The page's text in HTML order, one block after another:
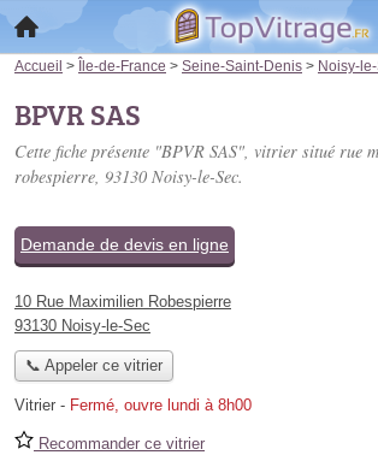
Accueil > Île-de-France > Seine-Saint-Denis > Noisy-
BPVR SAS
Cette fiche présente "BPVR SAS", vitrier situé rue
robespierre, 93130 Noisy-le-Sec.
Demande de devis en ligne
10 Rue Maximilien Robespierre
93130 Noisy-le-Sec
📞 Appeler ce vitrier
Vitrier - Fermé, ouvre lundi à 8h00
Recommander ce vitrier